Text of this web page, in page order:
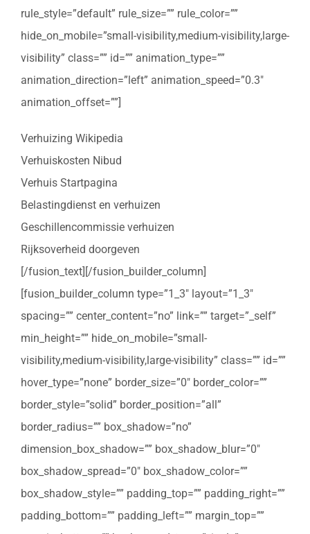
rule_style=”default” rule_size=”” rule_color=””
hide_on_mobile=”small-visibility,medium-visibility,large-
visibility” class=”” id=”” animation_type=””
animation_direction=”left” animation_speed=”0.3″
animation_offset=””]
Verhuizing Wikipedia
Verhuiskosten Nibud
Verhuis Startpagina
Belastingdienst en verhuizen
Geschillencommissie verhuizen
Rijksoverheid doorgeven
[/fusion_text][/fusion_builder_column]
[fusion_builder_column type=”1_3″ layout=”1_3″
spacing=”” center_content=”no” link=”” target=”_self”
min_height=”” hide_on_mobile=”small-
visibility,medium-visibility,large-visibility” class=”” id=””
hover_type=”none” border_size=”0″ border_color=””
border_style=”solid” border_position=”all”
border_radius=”” box_shadow=”no”
dimension_box_shadow=”” box_shadow_blur=”0″
box_shadow_spread=”0″ box_shadow_color=””
box_shadow_style=”” padding_top=”” padding_right=””
padding_bottom=”” padding_left=”” margin_top=””